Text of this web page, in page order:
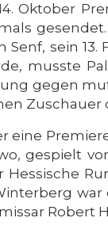
Oktober
Senf, sein
musste
gegen
Zuschauer
eine
gespielt
war
Robert